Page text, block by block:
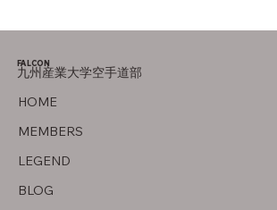
竜泉寺の湯！
HOME
MEMBERS
LEGEND
BLOG
FALCON
九州産業大学空手道部